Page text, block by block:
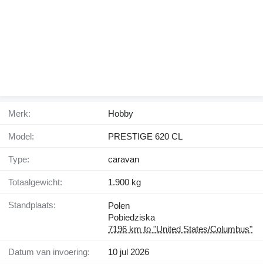
Merk: Hobby
Model: PRESTIGE 620 CL
Type: caravan
Totaalgewicht: 1.900 kg
Standplaats:
Polen
Pobiedziska
7196 km to "United States/Columbus"
Datum van invoering: 10 jul 2026